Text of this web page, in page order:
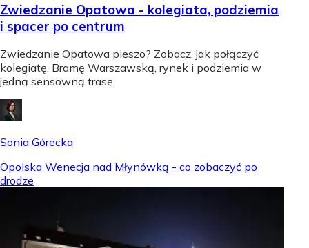
Zwiedzanie Opatowa - kolegiata, podziemia
i spacer po centrum
Zwiedzanie Opatowa pieszo? Zobacz, jak połączyć
kolegiatę, Bramę Warszawską, rynek i podziemia w
jedną sensowną trasę.
Sonia Górecka
Opolska Wenecja nad Młynówką - co zobaczyć po
drodze